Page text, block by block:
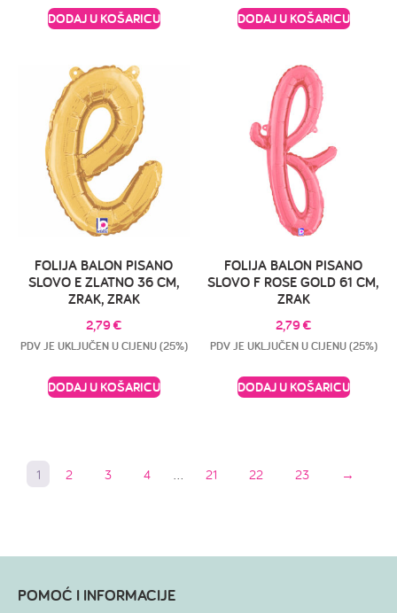
DODAJ U KOŠARICU DODAJ U KOŠARICU
FOLIJA BALON PISANO
SLOVO E ZLATNO 36 CM,
ZRAK, ZRAK
2,79€
PDV JE UKLJUČEN U CIJENU (25%)
DODAJ U KOŠARICU
FOLIJA BALON PISANO
SLOVO F ROSE GOLD 61 CM,
ZRAK
2,79€
PDV JE UKLJUČEN U CIJENU (25%)
DODAJ U KOŠARICU
1 2 3 4 21 22 23 →
POMOĆ I INFORMACIJE